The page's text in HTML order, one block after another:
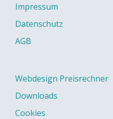
Impressum
Datenschutz
AGB
Webdesign Preisrechner
Downloads
Cookies